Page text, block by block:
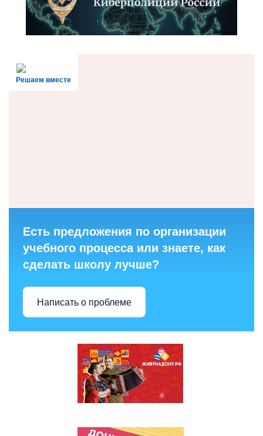
Решаем вместе
Есть предложения по организации
учебного процесса или знаете, как
сделать школу лучше?
Написать о проблеме